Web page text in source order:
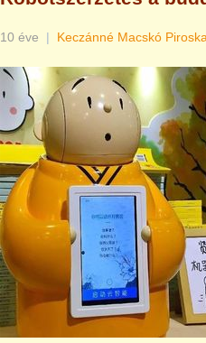
10 éve | Keczánné Macskó